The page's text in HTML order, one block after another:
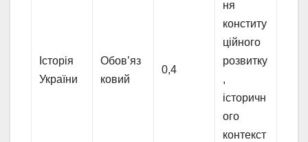
Історія
України
Обов’яз
ковий
0,4
ня
конститу
ційного
розвитку
,
історичн
ого
контекст